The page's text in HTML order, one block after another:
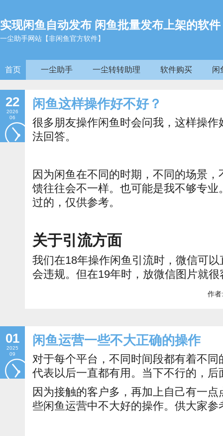
实现闲鱼自动发布 闲鱼批量发布上架的软件
一尘助手网站【非闲鱼官方软件】
首页 一尘助手 一尘转转助理 软件购买 闲
22
2026
06
闲鱼这样操作好不好？
很多朋友操作闲鱼时会问我，这样操
法回答。
因为闲鱼在不同的时期，不同的场景
馈往往会不一样。也可能是我不够专
过的，仅供参考。
关于引流方面
我们在18年操作闲鱼引流时，微信可
会违规。但在19年时，放微信图片就
作
01
2025
09
闲鱼运营一些不大正确的操作
对于每个平台，不同时间段都有着不
代表以后一直都有用。当下不行的，后
因为接触的客户多，再加上自己有一
些闲鱼运营中不大好的操作。供大家参